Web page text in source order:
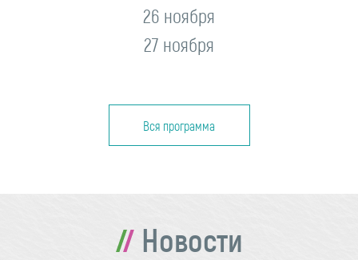
26 ноября
27 ноября
Вся программа
Новости